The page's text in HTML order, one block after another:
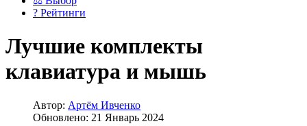
? Рейтинги
Лучшие комплекты
клавиатура и мышь
Автор: Артём Ивченко
Обновлено: 21 Январь 2024